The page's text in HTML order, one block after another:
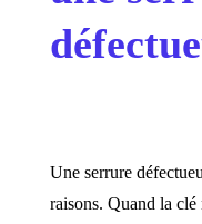
Une serrure
raisons. Quand la clé